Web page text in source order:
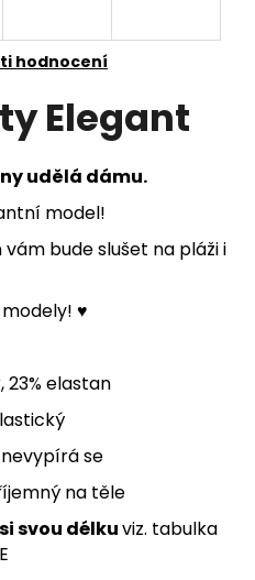
hodnocení
Elegant
udělá dámu.
model!
bude slušet na pláži i
♥
23% elastan
se
na těle
svou délkuviz. tabulka